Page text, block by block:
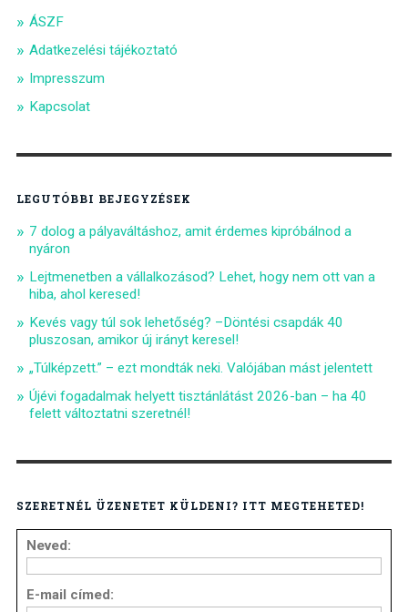
ÁSZF
Adatkezelési tájékoztató
Impresszum
Kapcsolat
LEGUTÓBBI BEJEGYZÉSEK
7 dolog a pályaváltáshoz, amit érdemes kipróbálnod a
nyáron
Lejtmenetben a vállalkozásod? Lehet, hogy nem ott van a
hiba, ahol keresed!
Kevés vagy túl sok lehetőség? –Döntési csapdák 40
pluszosan, amikor új irányt keresel!
„Túlképzett.” – ezt mondták neki. Valójában mást jelentett
Újévi fogadalmak helyett tisztánlátást 2026-ban – ha 40
felett változtatni szeretnél!
SZERETNÉL ÜZENETET KÜLDENI? ITT MEGTEHETED!
Neved:
E-mail címed: